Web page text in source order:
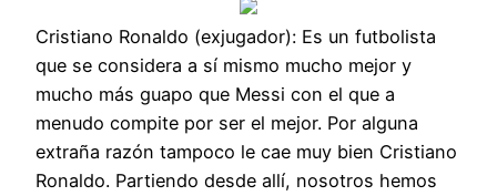
Cristiano Ronaldo (exjugador): Es un futbolista
que se considera a sí mismo mucho mejor y
mucho más guapo que Messi con el que a
menudo compite por ser el mejor. Por alguna
extraña razón tampoco le cae muy bien Cristiano
Ronaldo. Partiendo desde allí, nosotros hemos